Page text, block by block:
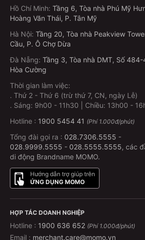
Hồ Chí Minh: Tầng 6, Tòa nhà Phú Mỹ
Hoàng Văn Thái, P. Tân Mỹ
Hà Nội: Tầng 20, Tòa nhà Peakview
Cầu, P. Ô Chợ Dừa
Đà Nẵng: Tầng 3, Tòa nhà DMT, Số
Hòa Cường
Thời gian làm việc:
. Thứ 2 - Thứ 6 (trừ thứ 7, CN, ngày Lễ)
. Sáng: 9h00 - 11h30 | Chiều: 13h00 -
Hotline : 1900 5454 41 (Phí 1.000đ/phút)
Tổng đài gọi ra : 028.7306.5555 -
028.9999.5555 - 028.5555.5555, các
di động Brandname MOMO.
Hướng dẫn trợ giúp trên
ỨNG DỤNG MOMO
HỢP TÁC DOANH NGHIỆP
Hotline : 1900 636 652 (Phí 1.000đ/phút)
Email : merchant.care@momo.vn